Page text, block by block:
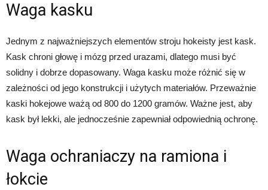
Waga kasku
Jednym z najważniejszych elementów stroju hokeisty jest kask.
Kask chroni głowę i mózg przed urazami, dlatego musi być
solidny i dobrze dopasowany. Waga kasku może różnić się w
zależności od jego konstrukcji i użytych materiałów. Przeważnie
kaski hokejowe ważą od 800 do 1200 gramów. Ważne jest, aby
kask był lekki, ale jednocześnie zapewniał odpowiednią ochronę.
Waga ochraniaczy na ramiona i
łokcie